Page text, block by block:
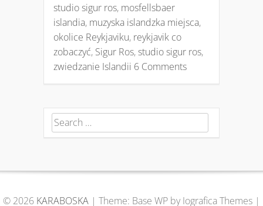
studio sigur ros, mosfellsbaer
islandia, muzyska islandzka miejsca,
okolice Reykjaviku, reykjavik co
zobaczyć, Sigur Ros,studio sigur ros,
zwiedzanie Islandii 6 Comments
Search for:
© 2026 KARABOSKA | Theme: Base WP by Iografica Themes |